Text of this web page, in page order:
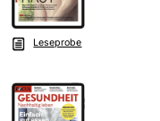
Leseprobe